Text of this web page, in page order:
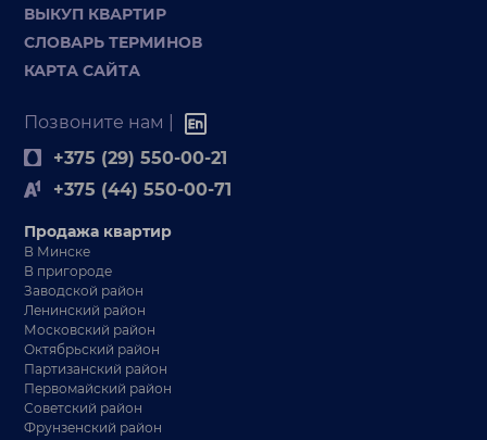
ВЫКУП КВАРТИР
СЛОВАРЬ ТЕРМИНОВ
КАРТА САЙТА
Позвоните нам |
+375 (29) 550-00-21
+375 (44) 550-00-71
Продажа квартир
В Минске
В пригороде
Заводской район
Ленинский район
Московский район
Октябрьский район
Партизанский район
Первомайский район
Советский район
Фрунзенский район